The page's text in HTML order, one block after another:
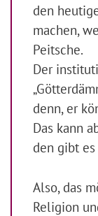
den
machen,
Peitsche.
Der
denn, er
Das kann
den gibt
Also, das
Religion